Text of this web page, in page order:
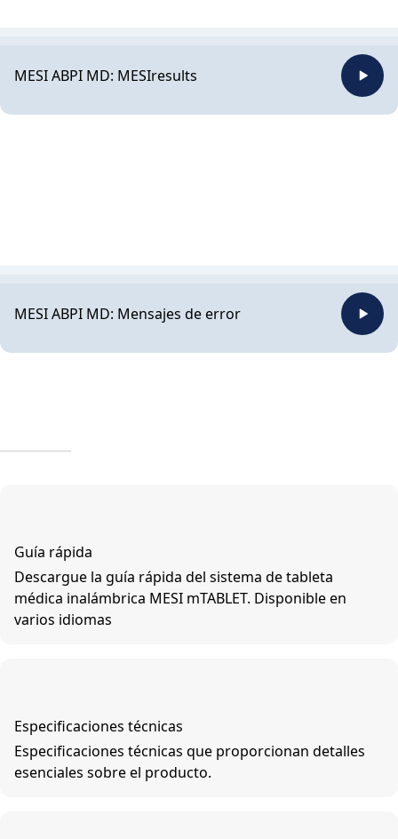
MESI ABPI MD: MESIresults
MESI ABPI MD: Mensajes de error
Guía rápida
Descargue la guía rápida del sistema de tableta
médica inalámbrica MESI mTABLET. Disponible en
varios idiomas
Especificaciones técnicas
Especificaciones técnicas que proporcionan detalles
esenciales sobre el producto.